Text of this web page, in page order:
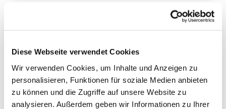
Diese Webseite verwendet Cookies
Wir verwenden Cookies, um Inhalte und Anzeigen zu
personalisieren, Funktionen für soziale Medien anbieten
zu können und die Zugriffe auf unsere Website zu
analysieren. Außerdem geben wir Informationen zu Ihrer